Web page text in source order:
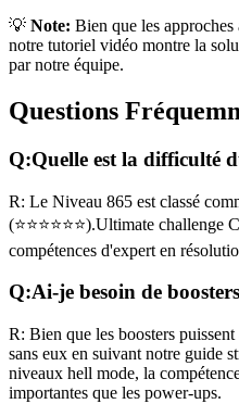
💡 Note: Bien que les
notre tutoriel vidéo montre la
par notre équipe.
Questions
Q:Quelle est la difficulté
R: Le Niveau 865 est classé
(⭐⭐⭐⭐⭐⭐).Ultimate challenge
compétences d'expert en
Q:Ai-je besoin de
R: Bien que les boosters
sans eux en suivant notre guide
niveaux hell mode, la
importantes que les power-ups.